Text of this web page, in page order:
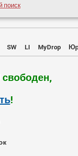
поиск
SW LI MyDrop
свободен,
!